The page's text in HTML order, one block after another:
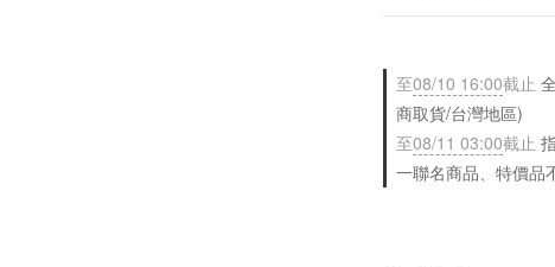
至08/10 16:00截止
商取貨/台灣地區)
至08/11 03:00截止
一聯名商品、特價品